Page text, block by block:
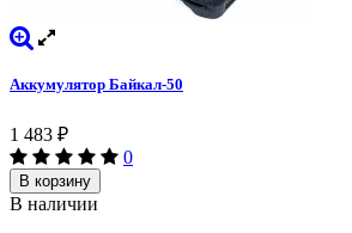
Аккумулятор Байкал-50
1 483 ₽
0
В корзину
В наличии